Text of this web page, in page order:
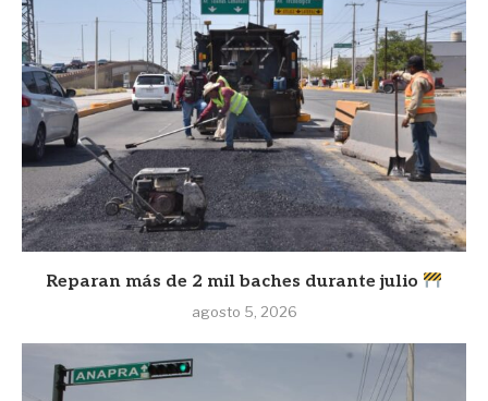
Reparan más de 2 mil baches durante julio
agosto 5, 2026